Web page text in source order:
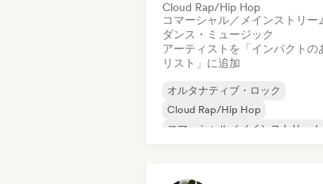
Cloud Rap/Hip Hop
コマーシャル／メインストリー
ダンス・ミュージック
アーティストを「インパクトの
リスト」に追加
オルタナティブ・ロック
Cloud Rap/Hip Hop
コマーシャル／メインストリーム